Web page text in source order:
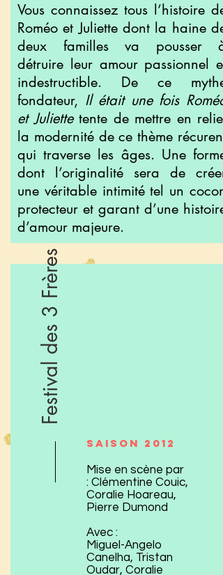
Vous connaissez tous l’histoire de
Roméo et Juliette dont la haine de
deux familles va pousser à
détruire leur amour passionnel et
indestructible. De ce mythe
fondateur, Il était une fois Roméo
et Juliette tente de mettre en relief
la modernité de ce thème récurent
qui traverse les âges. Une forme
dont l’originalité sera de créer
une véritable intimité tel un cocon
protecteur et garant d’une histoire
d’amour majeure.
Festival des 3 Frères
Saison 2012
Mise en scène par
: Clémentine Couic,
Coralie Hoareau,
Pierre Dumond
Avec :
Miguel-Angelo
Canelha, Tristan
Oudar, Coralie